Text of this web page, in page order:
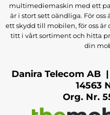
multimediemaskin med ett
är i stort sett oändliga. För
ett skydd till mobilen, för oss
titt i vårt sortiment och hitta
din
Danira Telecom AB
14563
Org. Nr.